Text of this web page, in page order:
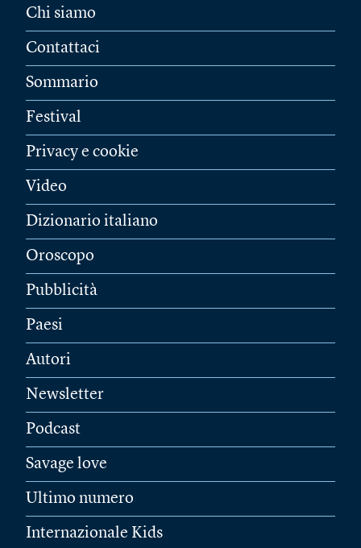
Chi siamo
Contattaci
Sommario
Festival
Privacy e cookie
Video
Dizionario italiano
Oroscopo
Pubblicità
Paesi
Autori
Newsletter
Podcast
Savage love
Ultimo numero
Internazionale Kids